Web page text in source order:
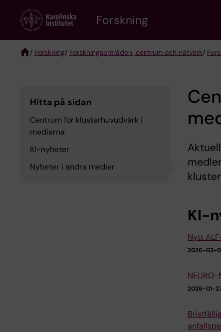
content
Forskning
/ Forskning/ Forskningsområden, centrum och nätverk/
Hitta på sidan
Centrum för klusterhuvudvärk i
medierna
KI-nyheter
Nyheter i andra medier
KI-
Nytt
2026-03-
2026-01-